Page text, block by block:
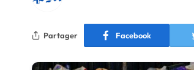
Partager Facebook